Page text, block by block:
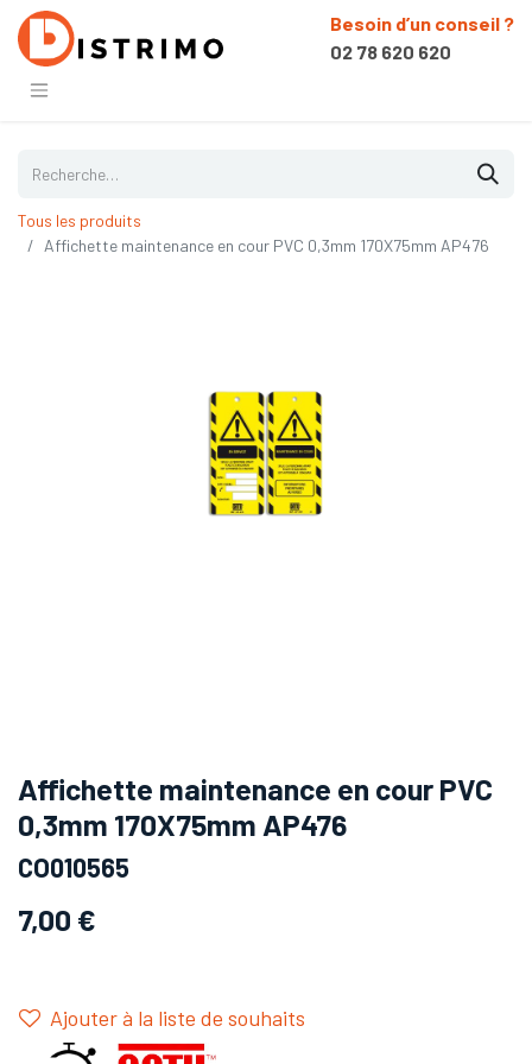
Besoin d’un conseil ?
02 78 620 620
Tous les produits
Affichette maintenance en cour PVC 0,3mm 170X75mm AP476
Affichette maintenance en cour PVC
0,3mm 170X75mm AP476
CO010565
7,00 €
Ajouter à la liste de souhaits